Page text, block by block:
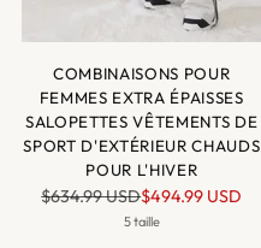
COMBINAISONS POUR
FEMMES EXTRA ÉPAISSES
SALOPETTES VÊTEMENTS DE
SPORT D'EXTÉRIEUR CHAUDS
POUR L'HIVER
Prix
normal
$634.99 USD$494.99 USD
5 taille